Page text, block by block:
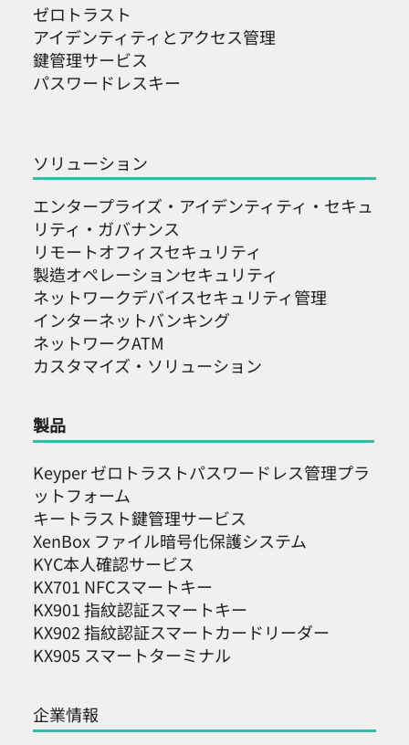
ラストを実現
ゼロトラスト
アイデンティティとアクセス管理
鍵管理サービス
パスワードレスキー
製品
Keyper ゼロトラストパスワードレス管理プラ
ットフォーム
キートラスト鍵管理サービス
XenBox ファイル暗号化保護システム
KYC本人確認サービス
KX701 NFCスマートキー
KX901 指紋認証スマートキー
KX902 指紋認証スマートカードリーダー
KX905 スマートターミナル
ソリューション
エンタープライズ・アイデンティティ・セキュ
リティ・ガバナンス
リモートオフィスセキュリティ
製造オペレーションセキュリティ
ネットワークデバイスセキュリティ管理
インターネットバンキング
ネットワークATM
カスタマイズ・ソリューション
企業情報